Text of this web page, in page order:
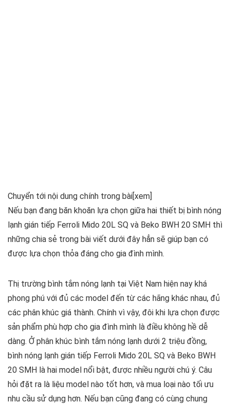
Chuyển tới nội dung chính trong bài[xem]
Nếu bạn đang băn khoăn lựa chọn giữa hai thiết bị bình nóng
lạnh gián tiếp Ferroli Mido 20L SQ và Beko BWH 20 SMH thì
những chia sẻ trong bài viết dưới đây hẳn sẽ giúp bạn có
được lựa chọn thỏa đáng cho gia đình mình.
Thị trường bình tắm nóng lạnh tại Việt Nam hiện nay khá
phong phú với đủ các model đến từ các hãng khác nhau, đủ
các phân khúc giá thành. Chính vì vậy, đôi khi lựa chọn được
sản phẩm phù hợp cho gia đình mình là điều không hề dễ
dàng. Ở phân khúc bình tắm nóng lạnh dưới 2 triệu đồng,
bình nóng lạnh gián tiếp Ferroli Mido 20L SQ và Beko BWH
20 SMH là hai model nổi bật, được nhiều người chú ý. Câu
hỏi đặt ra là liệu model nào tốt hơn, và mua loại nào tối ưu
nhu cầu sử dụng hơn. Nếu bạn cũng đang có cùng chung